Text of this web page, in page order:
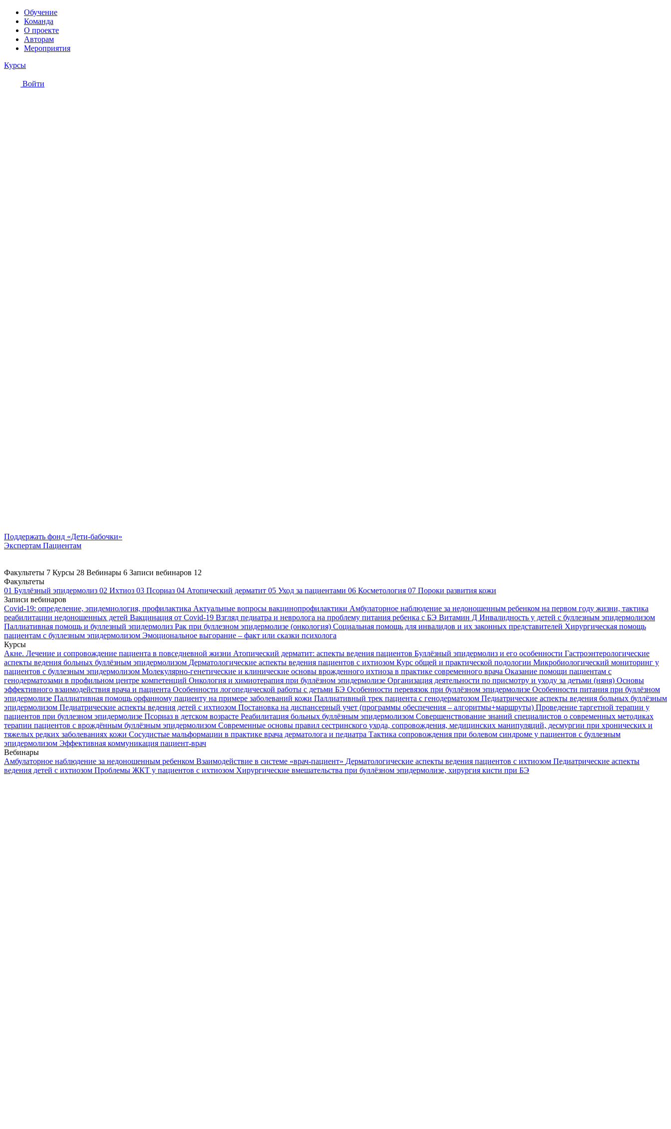
Обучение
Команда
О проекте
Авторам
Мероприятия
Курсы
Войти
Поддержать фонд «Дети-бабочки»
Экспертам Пациентам
Факультеты 7 Курсы 28 Вебинары 6 Записи вебинаров 12
Факультеты
01 Буллёзный эпидермолиз 02 Ихтиоз 03 Псориаз 04 Атопический дерматит 05 Уход за пациентами 06 Косметология 07 Пороки развития кожи
Записи вебинаров
Covid-19: определение, эпидемиология, профилактика Актуальные вопросы вакцинопрофилактики Амбулаторное наблюдение за недоношенным ребенком на первом году жизни, тактика
реабилитации недоношенных детей Вакцинация от Covid-19 Взгляд педиатра и невролога на проблему питания ребенка с БЭ Витамин Д Инвалидность у детей с буллезным эпидермолизом
Паллиативная помощь и буллезный эпидермолиз Рак при буллезном эпидермолизе (онкология) Социальная помощь для инвалидов и их законных представителей Хирургическая помощь
пациентам с буллезным эпидермолизом Эмоциональное выгорание – факт или сказки психолога
Курсы
Акне. Лечение и сопровождение пациента в повседневной жизни Атопический дерматит: аспекты ведения пациентов Буллёзный эпидермолиз и его особенности Гастроэнтерологические
аспекты ведения больных буллёзным эпидермолизом Дерматологические аспекты ведения пациентов с ихтиозом Курс общей и практической подологии Микробиологический мониторинг у
пациентов с буллезным эпидермолизом Молекулярно-генетические и клинические основы врожденного ихтиоза в практике современного врача Оказание помощи пациентам с
генодерматозами в профильном центре компетенций Онкология и химиотерапия при буллёзном эпидермолизе Организация деятельности по присмотру и уходу за детьми (няня) Основы
эффективного взаимодействия врача и пациента Особенности логопедической работы с детьми БЭ Особенности перевязок при буллёзном эпидермолизе Особенности питания при буллёзном
эпидермолизе Паллиативная помощь орфанному пациенту на примере заболеваний кожи Паллиативный трек пациента с генодерматозом Педиатрические аспекты ведения больных буллёзным
эпидермолизом Педиатрические аспекты ведения детей с ихтиозом Постановка на диспансерный учет (программы обеспечения – алгоритмы+маршруты) Проведение таргетной терапии у
пациентов при буллезном эпидермолизе Псориаз в детском возрасте Реабилитация больных буллёзным эпидермолизом Совершенствование знаний специалистов о современных методиках
терапии пациентов с врождённым буллёзным эпидермолизом Современные основы правил сестринского ухода, сопровождения, медицинских манипуляций, десмургии при хронических и
тяжелых редких заболеваниях кожи Сосудистые мальформации в практике врача дерматолога и педиатра Тактика сопровождения при болевом синдроме у пациентов с буллезным
эпидермолизом Эффективная коммуникация пациент-врач
Вебинары
Амбулаторное наблюдение за недоношенным ребенком Взаимодействие в системе «врач-пациент» Дерматологические аспекты ведения пациентов с ихтиозом Педиатрические аспекты
ведения детей с ихтиозом Проблемы ЖКТ у пациентов с ихтиозом Хирургические вмешательства при буллёзном эпидермолизе, хирургия кисти при БЭ